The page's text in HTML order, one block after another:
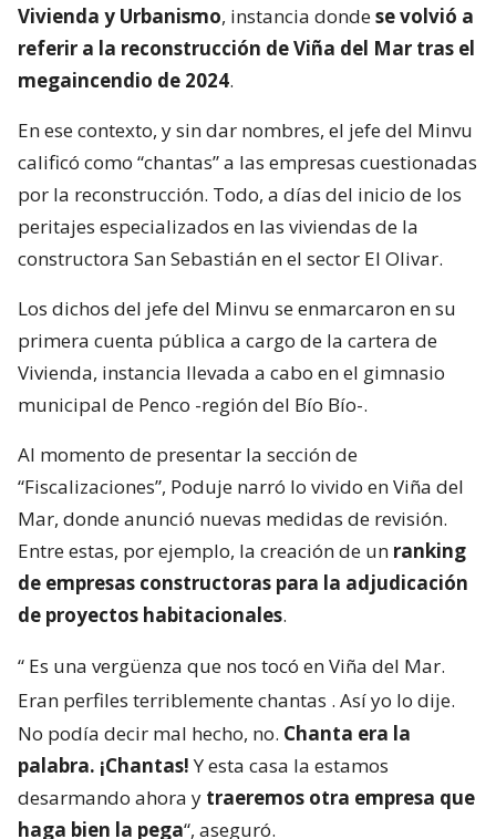
Vivienda y Urbanismo, instancia dondese volvió a
referir a la reconstrucción de Viña del Mar tras el
megaincendio de 2024.
En ese contexto, y sin dar nombres, el jefe del Minvu
calificó como “chantas” a las empresas cuestionadas
por la reconstrucción. Todo, a días del inicio de los
peritajes especializados en las viviendas de la
constructora San Sebastián en el sector El Olivar.
Los dichos del jefe del Minvu se enmarcaron en su
primera cuenta pública a cargo de la cartera de
Vivienda, instancia llevada a cabo en el gimnasio
municipal de Penco -región del Bío Bío-.
Al momento de presentar la sección de
“Fiscalizaciones”, Poduje narró lo vivido en Viña del
Mar, donde anunció nuevas medidas de revisión.
Entre estas, por ejemplo, la creación de un ranking
de empresas constructoras para la adjudicación
de proyectos habitacionales.
“ Es una vergüenza que nos tocó en Viña del Mar.
Eran perfiles terriblemente chantas . Así yo lo dije.
No podía decir mal hecho, no. Chanta era la
palabra. ¡Chantas!Y esta casa la estamos
desarmando ahora y traeremos otra empresa que
haga bien la pega“, aseguró.